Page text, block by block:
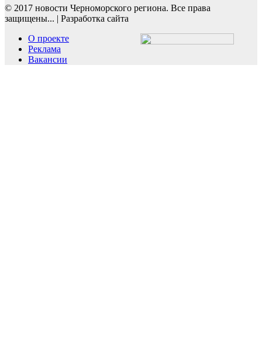
© 2017 новости Черноморского региона. Все права
защищены... | Разработка сайта
О проекте
Реклама
Вакансии